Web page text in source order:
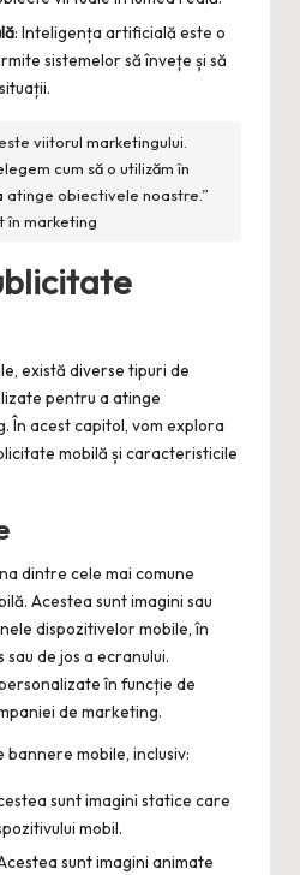
: Inteligența artificială este o
sistemelor să învețe și să
viitorul marketingului.
cum să o utilizăm în
atinge obiectivele noastre.”
în marketing
există diverse tipuri de
pentru a atinge
În acest capitol, vom explora
mobilă și caracteristicile
dintre cele mai comune
Acestea sunt imagini sau
dispozitivelor mobile, în
de jos a ecranului.
în funcție de
de marketing.
bannere mobile, inclusiv:
sunt imagini statice care
mobil.
sunt imagini animate